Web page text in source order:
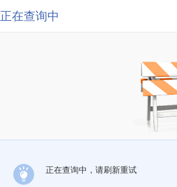
正在查询中
正在查询中，请刷新重试